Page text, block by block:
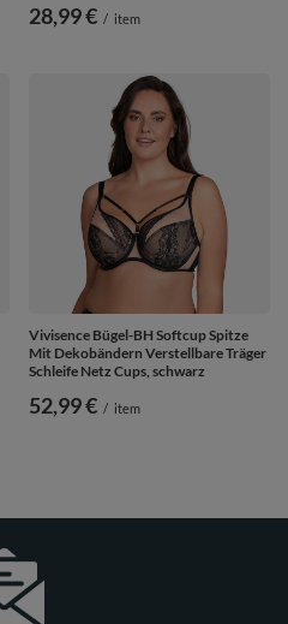
28,99 € / item
Vivisence Bügel-BH Softcup Spitze
Mit Dekobändern Verstellbare Träger
Schleife Netz Cups, schwarz
52,99 € / item